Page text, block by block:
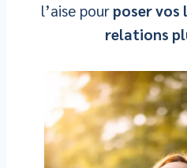
l’aise pour poser vos
relations